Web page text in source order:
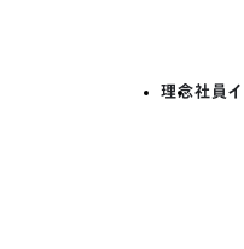
理念社員イ